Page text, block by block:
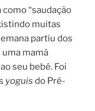
“saudação
muitas
partiu dos
uma mamã
seu bebé. Foi
yoguis do Pré-